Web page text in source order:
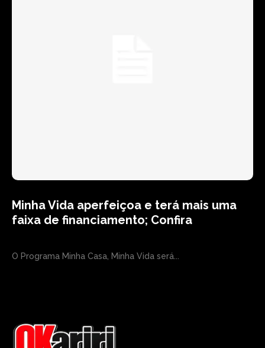
Minha Vida aperfeiçoa e terá mais uma
faixa de financiamento; Confira
O Programa Minha Casa, Minha Vida será...